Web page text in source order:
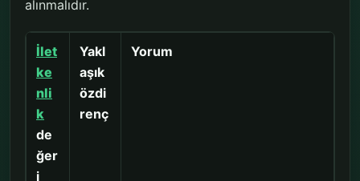
alınmalıdır.
İlet
ke
nli
k
de
ğer
i
Yakl
aşık
özdi
renç
Yorum